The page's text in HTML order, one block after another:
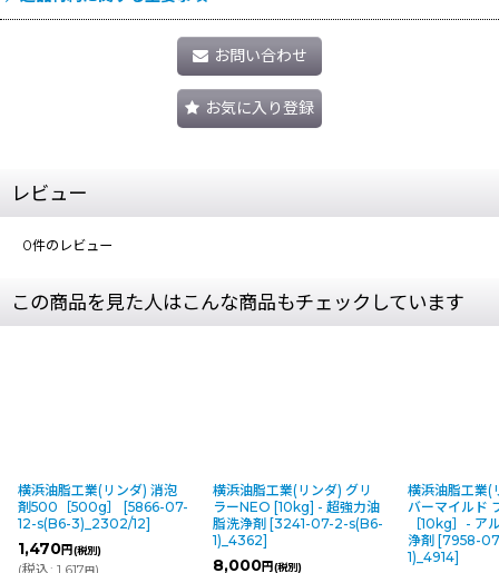
お問い合わせ
お気に入り登録
レビュー
0件のレビュー
この商品を見た人はこんな商品もチェックしています
横浜油脂工業(リンダ) 消泡
剤500［500g］
[5866-07-
12-s(B6-3)_2302/12]
1,470円(税別)
(税込: 1,617円)
横浜油脂工業(リンダ) グリ
ラーNEO [10kg] - 超強力油
脂洗浄剤 [3241-07-2-s(B6-
1)_4362]
8,000円(税別)
横浜油脂工業(
バーマイルド
［10kg］- ア
浄剤 [7958-
1)_4914]